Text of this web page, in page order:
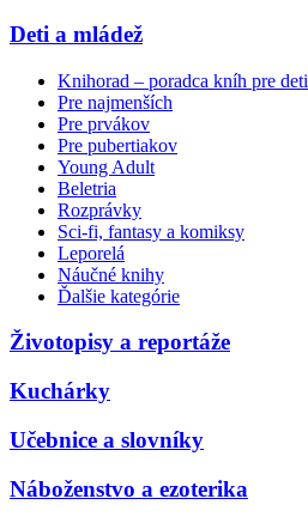
Deti a mládež
Knihorad – poradca kníh pre deti
Pre najmenších
Pre prvákov
Pre pubertiakov
Young Adult
Beletria
Rozprávky
Sci-fi, fantasy a komiksy
Leporelá
Náučné knihy
Ďalšie kategórie
Životopisy a reportáže
Kuchárky
Učebnice a slovníky
Náboženstvo a ezoterika